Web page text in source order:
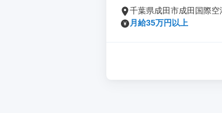
千葉県成田市成田国際空
月給35万円以上